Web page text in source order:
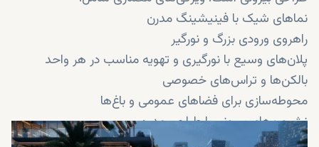
نماهای شیک با فینیشینگ مدرن
راهروی ورودی بزرگ و نورگیر
پلان‌های وسیع با نورگیری و تهویه مناسب در هر واحد
بالکن‌ها و تراس‌های خصوصی
محوطه‌سازی برای فضاهای عمومی و باغ‌ها
نشیمن‌های بیرونی با طراحی مدرن
طراحی چندسطحی برای حفظ حریم خصوصی و انحصار